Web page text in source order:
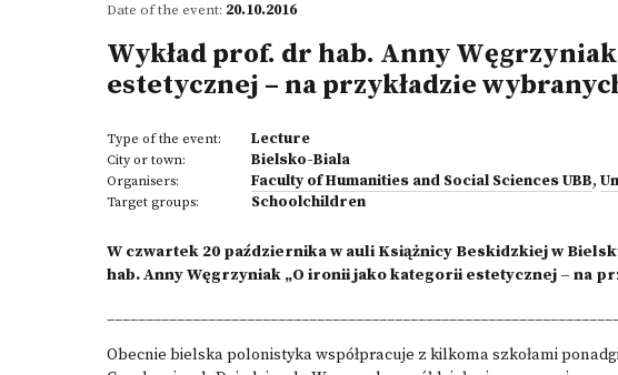
Date of the event: 20.10.2016
Wykład prof. dr hab. Anny
estetycznej – na przykładzie
Type of the event: Lecture
City or town: Bielsko-Biala
Organisers: Faculty of Humanities and Social Sciences UBB,
Target groups: Schoolchildren
W czwartek 20 października w auli Książnicy Beskidzkiej w
hab. Anny Węgrzyniak „O ironii jako kategorii estetycznej – na
Obecnie bielska polonistyka współpracuje z kilkoma szkołami